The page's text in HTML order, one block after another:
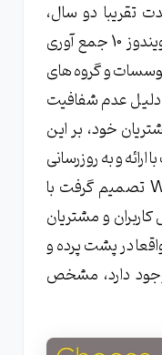
تقریبا دو سال،
اطلاعاتی را از سیستم های حاوی ویندوز 10 جمع آوری
و گروه های
دلیل عدم شفافیت
خود، بر این
و به روزرسانی
Windows 10 Creators Update تصمیم گرفت با
و مشتریان
در پشت پرده و
دارد، مشخص